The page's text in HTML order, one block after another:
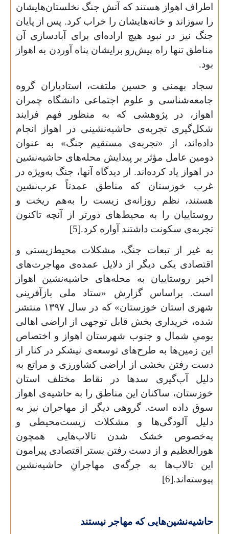
اطراف اهواز هستند که آتش جنگ نخلستان‌ها‌یشان
را سوزاند و خانه‌هایشان را خراب کرد. پس از پایان
جنگ نیز در نبود هیچ اراده‌ای برای آبادسازی آن
مناطق تنها راه پیش‌رو برایشان پناه آوردن به اهواز
بود.
سجاد بهمنی و حسین ملتفت، استادیاران گروه
جامعه‌شناسی و علوم اجتماعی دانشگاه چمران
اهواز، در پژوهشی که به منظور فهم فرایند
شکل‌گیری تجربه‌ی حاشیه‌نشینی در اهواز انجام
داده‌اند، از «تجربه‌ی مستقیم جنگ» به عنوان
دومین عامل مؤثر بر پیدایش محله‌های حاشیه‌نشین
در اهواز یاد کرده‌اند. از دیدگاه آنها، جنگ به‌ویژه در
غرب خوزستان که مناطق عمدتاً عرب‌نشین
هستند، نظم روزانه‌ی زیست را به‌هم ریخت و
روستاییان را به محیط‌های دورتر از آنچه تاکنون
تجربه‌ی سکونت داشتند آواره کرد.[5]
به غیر از تبعات جنگ، مشکلات محیط‌زیستی و
اقتصادی یکی دیگر از دلایل عمده‌ی مهاجرت‌های
اخیر روستاییان به محله‌های حاشیه‌نشین اهواز
است. براساس گزارش «ستاد ملی بازآفرینی
شهری استان خوزستان» که در سال ۱۳۹۷ منتشر
شده، خریداری بخش ‌قابل توجهی از اراضی اهالی
بومیِ شمال و جنوب شهرستان اهواز و اختصاص
این زمین‌ها به طرح‌های توسعه‌ی نیشکر در کنار از
دست رفتن بخشی از اراضی کشاورزی و مراتع به
دلیل آب‌گیری سدها در نقاط مختلف استان
خوزستان، ساکنان این مناطق را به حاشیه‌ی اهواز
سوق داده است. گروهی دیگر از مهاجران نیز به
دلیل آلودگی‌ها و مشکلات زیست‌محیطی و
به‌خصوص خشک شدن تالاب‌هایی همچون
هورالعظیم و از دست رفتن بستر اقتصادی پیرامون
این تالاب‌ها به جرگه‌ی مهاجرانِ حاشیه‌نشین
پیوسته‌اند.[6]
حاشیه‌نشین‌هایی که مهاجر نیستند